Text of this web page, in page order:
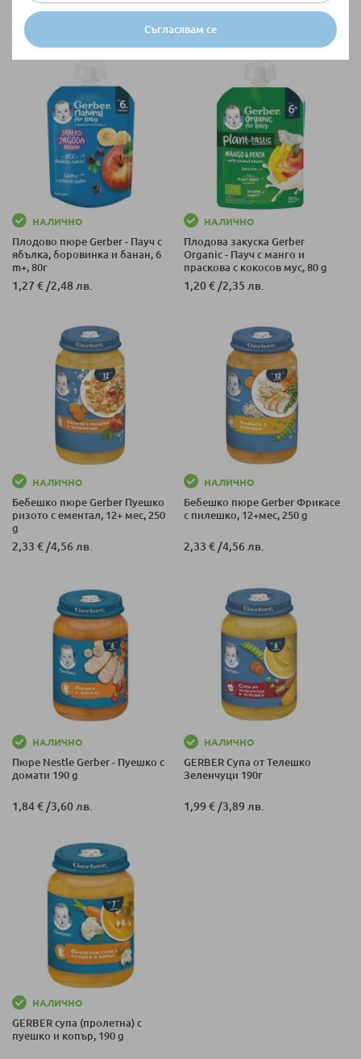
Съгласявам се
кайсии, 150 g
2,09 €
горски плодове, 150 g
2,09 €/
НАЛИЧНО
Плодово пюре Gerber - Пауч с
ябълка, боровинка и банан, 6
m+, 80г
1,27 € /2,48 лв.
НАЛИЧНО
Плодова закуска Gerber
Organic - Пауч с манго и
праскова с кокосов мус, 80 g
1,20 € /2,35 лв.
НАЛИЧНО
Бебешко пюре Gerber Пуешко
ризото с ементал, 12+ мес, 250
g
2,33 € /4,56 лв.
НАЛИЧНО
Бебешко пюре Gerber Фрикасе
с пилешко, 12+мес, 250 g
2,33 € /4,56 лв.
НАЛИЧНО
Пюре Nestle Gerber - Пуешко с
домати 190 g
1,84 €/3,60 лв.
НАЛИЧНО
GERBER Супа от Телешко
Зеленчуци 190г
1,99 €/3,89 лв.
НАЛИЧНО
GERBER супа (пролетна) с
пуешко и копър, 190 g